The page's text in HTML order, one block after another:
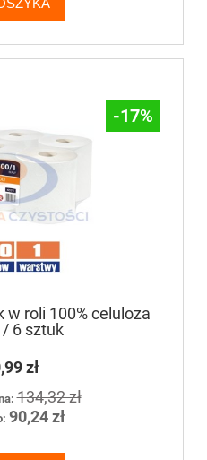
-17%
w roli 100% celuloza
6 sztuk
zł
134,32 zł
90,24 zł